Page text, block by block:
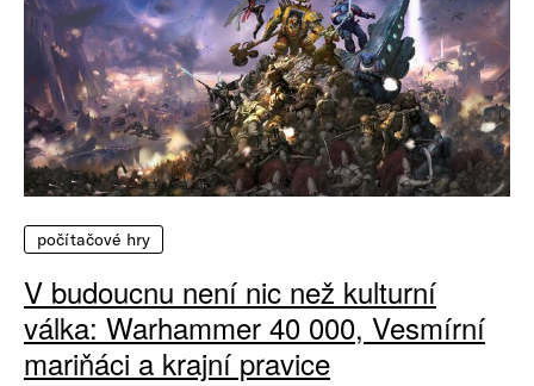
počítačové hry
V budoucnu není nic než kulturní
válka: Warhammer 40 000, Vesmírní
mariňáci a krajní pravice